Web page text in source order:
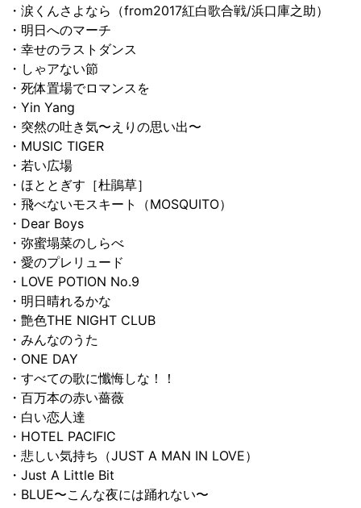
・涙くんさよなら（from2017紅白歌合戦/浜口庫之助）
・明日へのマーチ
・幸せのラストダンス
・しゃアない節
・死体置場でロマンスを
・Yin Yang
・突然の吐き気〜えりの思い出〜
・MUSIC TIGER
・若い広場
・ほととぎす［杜鵑草］
・飛べないモスキート（MOSQUITO）
・Dear Boys
・弥蜜塌菜のしらべ
・愛のプレリュード
・LOVE POTION No.9
・明日晴れるかな
・艶色THE NIGHT CLUB
・みんなのうた
・ONE DAY
・すべての歌に懺悔しな！！
・百万本の赤い薔薇
・白い恋人達
・HOTEL PACIFIC
・悲しい気持ち（JUST A MAN IN LOVE）
・Just A Little Bit
・BLUE〜こんな夜には踊れない〜